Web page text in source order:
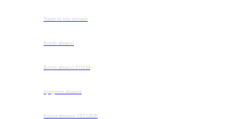
Nastri in tela zirconio
Rotoli abrasivi
Rotoli abrasivi FOAM
Spugnette abrasive
Strisce abrasive VELGRIP